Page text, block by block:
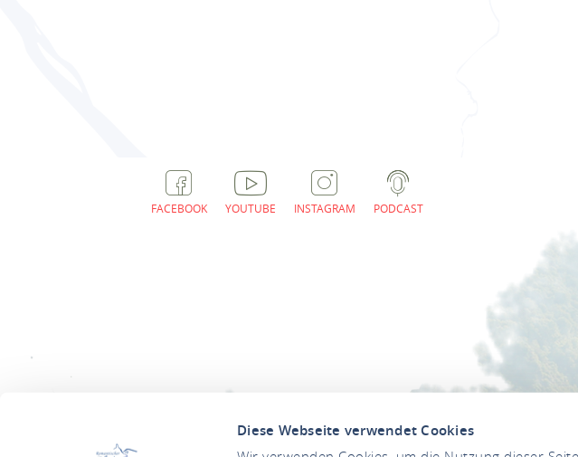
Diese Webseite verwendet Cookies
FACEBOOK YOUTUBE INSTAGRAM PODCAST